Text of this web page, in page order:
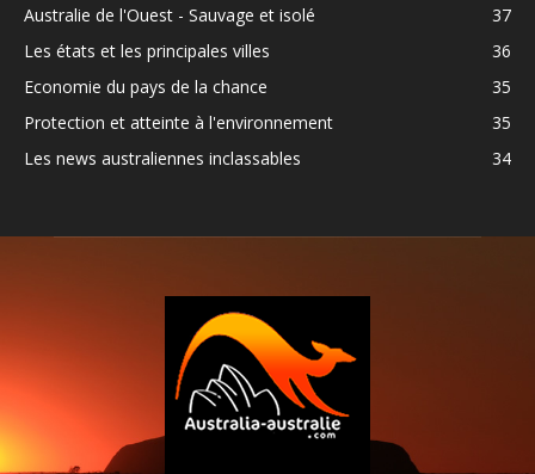
Australie de l'Ouest - Sauvage et isolé
37
Les états et les principales villes
36
Economie du pays de la chance
35
Protection et atteinte à l'environnement
35
Les news australiennes inclassables
34